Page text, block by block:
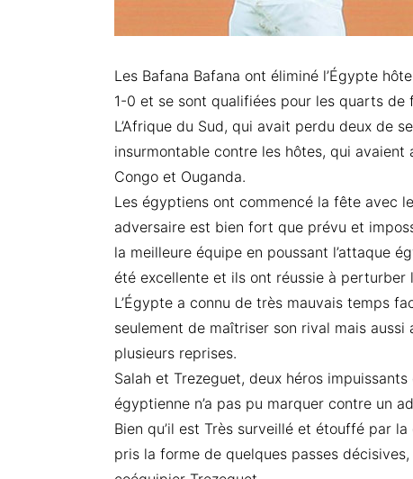
Les Bafana Bafana ont éliminé l’Égypte
1-0 et se sont qualifiées pour les quarts de
L’Afrique du Sud, qui avait perdu deux de
insurmontable contre les hôtes, qui
Congo et Ouganda.
Les égyptiens ont commencé la fête avec
adversaire est bien fort que prévu et
la meilleure équipe en poussant l’attaque
été excellente et ils ont réussie à perturber
L’Égypte a connu de très mauvais temps
seulement de maîtriser son rival mais
plusieurs reprises.
Salah et Trezeguet, deux héros
égyptienne n’a pas pu marquer contre un
Bien qu’il est Très surveillé et étouffé par
pris la forme de quelques passes